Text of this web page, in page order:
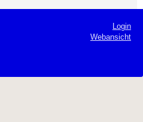
Login
Webansicht